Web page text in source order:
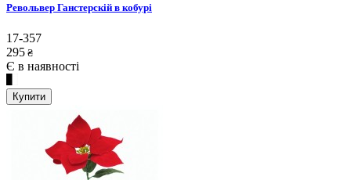
Револьвер Ганстерскій в кобурі
17-357
295 ₴
Є в наявності
Купити